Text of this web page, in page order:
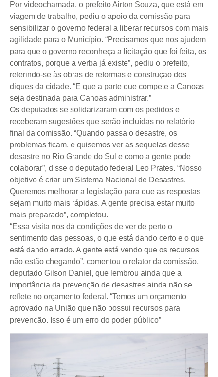
Por videochamada, o prefeito Airton Souza, que está em
viagem de trabalho, pediu o apoio da comissão para
sensibilizar o governo federal a liberar recursos com mais
agilidade para o Município. “Precisamos que nos ajudem
para que o governo reconheça a licitação que foi feita, os
contratos, porque a verba já existe”, pediu o prefeito,
referindo-se às obras de reformas e construção dos
diques da cidade. “E que a parte que compete a Canoas
seja destinada para Canoas administrar.”
Os deputados se solidarizaram com os pedidos e
receberam sugestões que serão incluídas no relatório
final da comissão. “Quando passa o desastre, os
problemas ficam, e quisemos ver as sequelas desse
desastre no Rio Grande do Sul e como a gente pode
colaborar”, disse o deputado federal Leo Prates. “Nosso
objetivo é criar um Sistema Nacional de Desastres.
Queremos melhorar a legislação para que as respostas
sejam muito mais rápidas. A gente precisa estar muito
mais preparado”, completou.
“Essa visita nos dá condições de ver de perto o
sentimento das pessoas, o que está dando certo e o que
está dando errado. A gente está vendo que os recursos
não estão chegando”, comentou o relator da comissão,
deputado Gilson Daniel, que lembrou ainda que a
importância da prevenção de desastres ainda não se
reflete no orçamento federal. “Temos um orçamento
aprovado na União que não possui recursos para
prevenção. Isso é um erro do poder público”